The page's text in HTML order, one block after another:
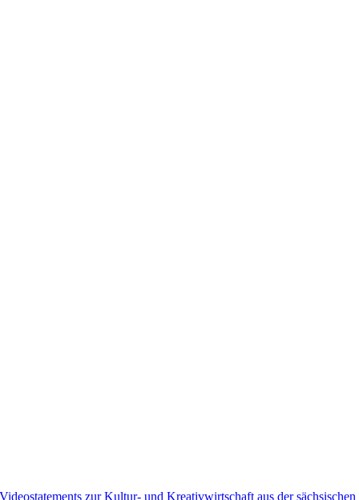
Videostatements zur Kultur- und Kreativwirtschaft aus der sächsischen